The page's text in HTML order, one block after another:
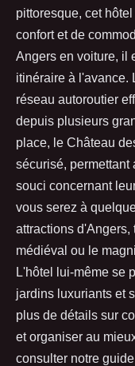
pittoresque, cet
confort et de
Angers en voiture, il
itinéraire à l'avance.
réseau autoroutier
depuis plusieurs
place, le Château
sécurisé, permettant
souci concernant
vous serez à
attractions
médiéval ou le
L'hôtel lui-même se
jardins luxuriants et
plus de détails sur
et organiser au
consulter notre